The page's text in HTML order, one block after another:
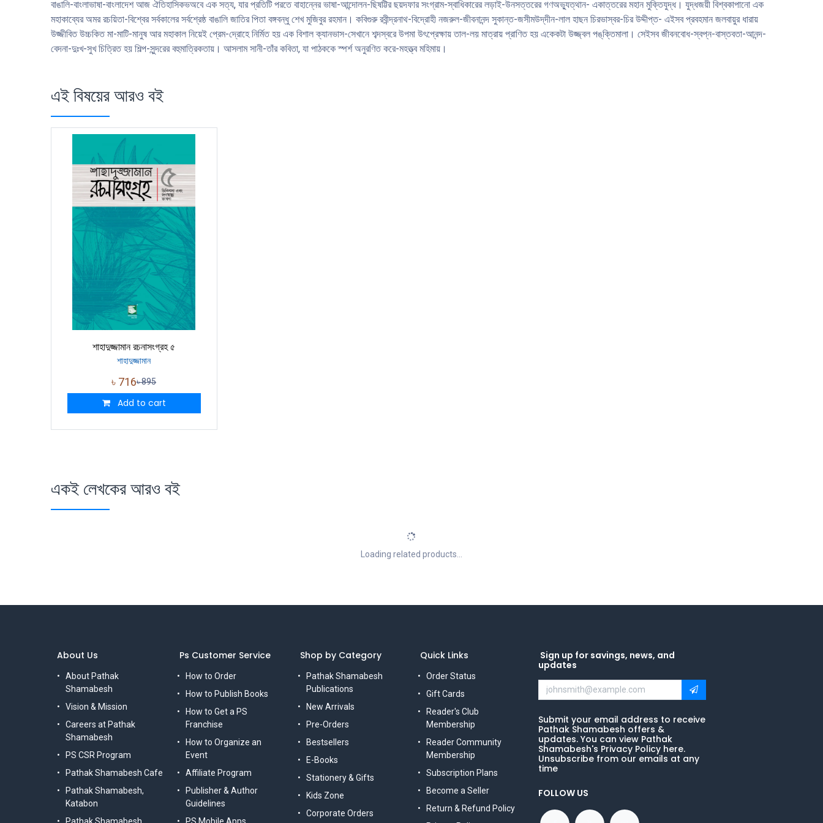
বাঙালি-বাংলাভাষা-বাংলাদেশ আজ ঐতিহাসিকভঅবে এক সত্য, যার প্রতিটি পরতে বাহান্নের ভাষা-আন্দোলন-ছিষট্টির ছয়দফার সংগ্রাম-স্বাধিকারের লড়াই-উনসত্তরের গণঅভ্যুত্থান- একাত্তরের মহান মুক্তিযুদ্ধ। যুদ্ধজয়ী বিশ্বকাপানো এক
মহাকাব্যের অমর রচয়িতা-বিশ্বের সর্বকালের সর্বশ্রেষ্ঠ বাঙালি জাতির পিতা বঙ্গবন্ধু শেখ মুজিবুর রহমান। কবিগুরু রবীন্দ্রনাথ-বিদ্রোহী নজরুল-জীবনানন্দ সুকান্ত-জসীমউদ্‌দীন-লাল হাছন চিরভাস্বর-চির উদ্দীপ্ত- এইসব প্রবহমান জলবায়ুর ধারায়
উজ্জীবিত উচ্চকিত মা-মাটি-মানুষ আর মহাকাল নিয়েই প্রেম-দ্রোহে নির্মিত হয় এক বিশাল ক্যানভাস-সেখানে শব্দস্বরে উপমা উৎপ্রেক্ষায় তাল-লয় মাত্রায় প্রাণিত হয় একেকটা উজ্জ্বল পঙ্‌ক্তিমালা। সেইসব জীবনবোধ-স্বপ্ন-বাস্তবতা-আনন্দ-
বেদনা-দুঃখ-সুখ চিত্রিত হয় শিল্প-সুন্দরের বহুমাত্রিকতায়। আসলাম সানী-তাঁর কবিতা, যা পাঠককে স্পর্শ অনুরণিত করে-মহত্ত্ব মহিমায়।
এই বিষয়ের আরও বই
শাহাদুজ্জামান রচনাসংগ্রহ ৫
শাহাদুজ্জামান
৳ 716৳895
Add to cart
একই লেখকের আরও বই
Loading related products...
Ps Customer Service
How to Order
How to Publish Books
How to Get a PS
Franchise
How to Organize an
Event
Affiliate Program
Publisher & Author
Guidelines
Shop by Category
Pathak Shamabesh
Publications
New Arrivals
Pre-Orders
Bestsellers
E-Books
Stationery & Gifts
Kids Zone
Corporate Orders
Quick Links
Order Status
Gift Cards
Reader's Club
Membership
Reader Community
Membership
Subscription Plans
Become a Seller
Return & Refund Policy
Sign up for savings, news, and
updates
Submit your email address to receive
Pathak Shamabesh offers &
updates. You can view Pathak
Shamabesh's Privacy Policy here.
Unsubscribe from our emails at any
time
FOLLOW US
About Us
About Pathak
Shamabesh
Vision & Mission
Careers at Pathak
Shamabesh
PS CSR Program
Pathak Shamabesh Cafe
Pathak Shamabesh,
Katabon